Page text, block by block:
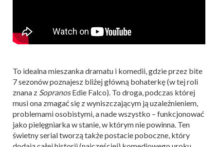
To idealna mieszanka dramatu i komedii, gdzie przez bite
7 sezonów poznajesz bliżej główną bohaterkę (w tej roli
znana z SopranosEdie Falco). To droga, podczas której
musi ona zmagać się z wyniszczającym ją uzależnieniem,
problemami osobistymi, a nade wszystko – funkcjonować
jako pielęgniarka w stanie, w którym nie powinna. Ten
świetny serial tworzą także postacie poboczne, który